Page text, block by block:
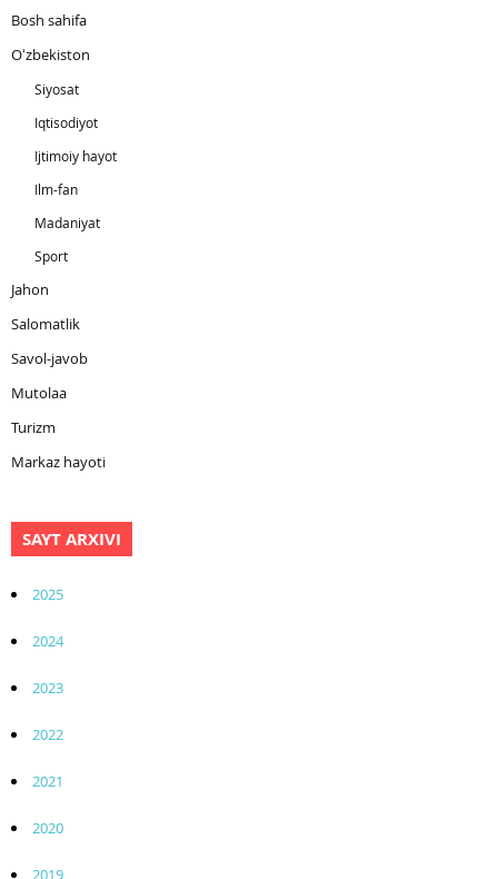
Bosh sahifa
Oʻzbekiston
Siyosat
Iqtisodiyot
Ijtimoiy hayot
Ilm-fan
Madaniyat
Sport
Jahon
Salomatlik
Savol-javob
Mutolaa
Turizm
Markaz hayoti
SAYT ARXIVI
2025
2024
2023
2022
2021
2020
2019